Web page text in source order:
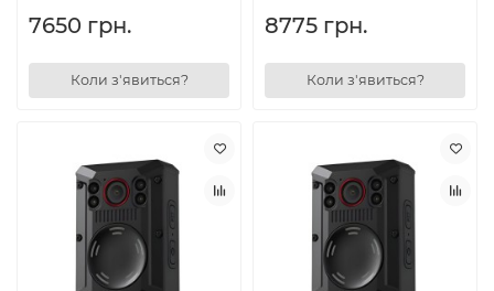
7650 грн.
Коли з'явиться?
8775 грн.
Коли з'явиться?